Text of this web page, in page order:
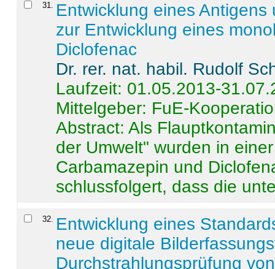
31. Entwicklung eines
zur Entwicklung eines
Diclofenac
Dr. rer. nat. habil. Rudolf
Laufzeit: 01.05.2013-
Mittelgeber: FuE-
Abstract:Als
der Umwelt" wurden in
Carbamazepin und
schlussfolgert, dass die
32. Entwicklung eines
neue digitale
Durchstrahlungsprüfung